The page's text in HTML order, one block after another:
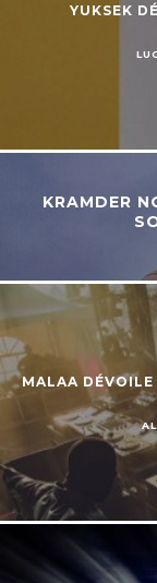
YUKSEK
KRAMDER
MALAA